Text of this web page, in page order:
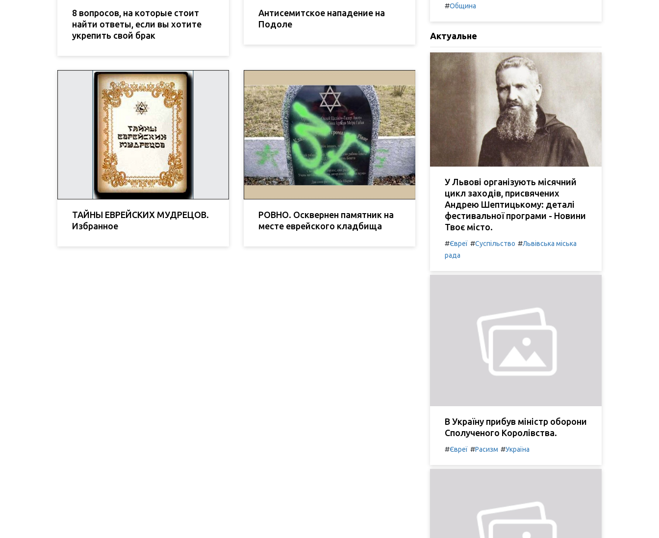
8 вопросов, на которые стоит
найти ответы, если вы хотите
укрепить свой брак
Антисемитское нападение на
Подоле
ТАЙНЫ ЕВРЕЙСКИХ МУДРЕЦОВ.
Избранное
РОВНО. Осквернен памятник на
месте еврейского кладбища
#Община
Актуальне
У Львові організують місячний
цикл заходів, присвячених
Андрею Шептицькому: деталі
фестивальної програми - Новини
Твоє місто.
#Євреї #Суспільство #Львівська міська
рада
В Україну прибув міністр оборони
Сполученого Королівства.
#Євреї #Расизм #Україна